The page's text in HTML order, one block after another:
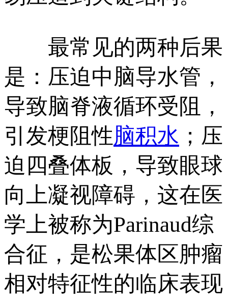
最常见的两种后果
是：压迫中脑导水管，
导致脑脊液循环受阻，
引发梗阻性脑积水 ；压
迫四叠体板，导致眼球
向上凝视障碍，这在医
学上被称为Parinaud综
合征，是松果体区肿瘤
相对特征性的临床表现